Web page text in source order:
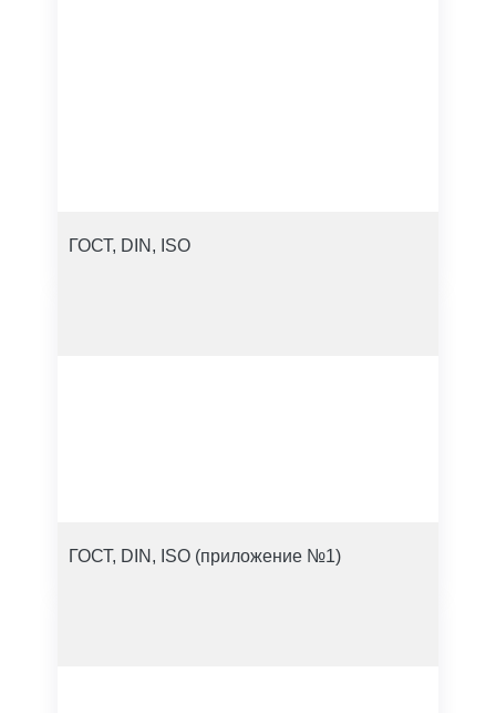
ГОСТ, DIN, ISO
ГОСТ, DIN, ISO (приложение №1)